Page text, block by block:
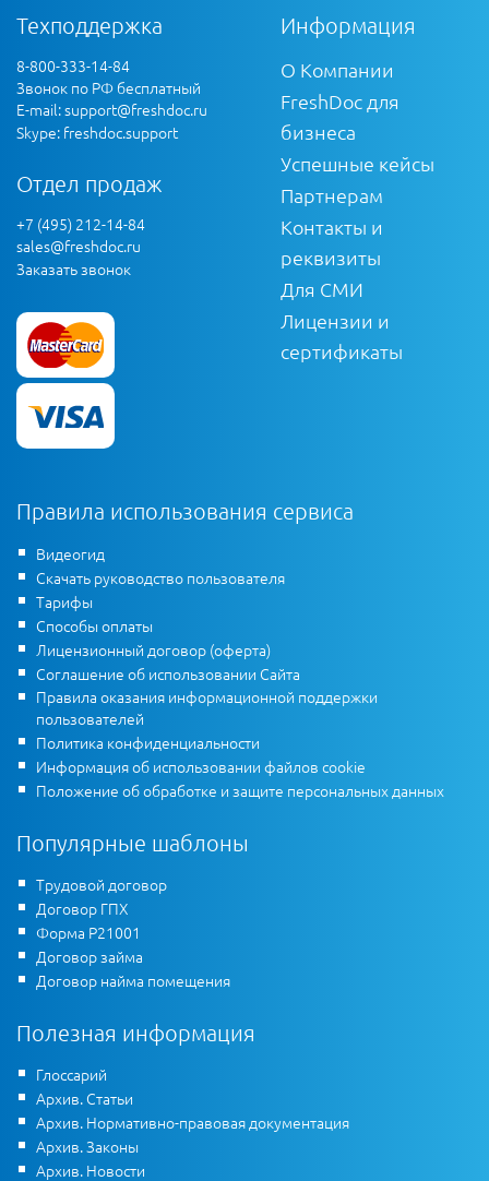
Техподдержка
8-800-333-14-84
Звонок по РФ бесплатный
E-mail:support@freshdoc.ru
Skype: freshdoc.support
Отдел продаж
+7 (495) 212-14-84
sales@freshdoc.ru
Заказать звонок
Информация
О Компании
FreshDoc для
бизнеса
Успешные кейсы
Партнерам
Контакты и
реквизиты
Для СМИ
Лицензии и
сертификаты
Правила использования сервиса
Видеогид
Скачать руководство пользователя
Тарифы
Способы оплаты
Лицензионный договор (оферта)
Соглашение об использовании Сайта
Правила оказания информационной поддержки
пользователей
Политика конфиденциальности
Информация об использовании файлов cookie
Положение об обработке и защите персональных данных
Популярные шаблоны
Трудовой договор
Договор ГПХ
Форма Р21001
Договор займа
Договор найма помещения
Полезная информация
Глоссарий
Архив. Статьи
Архив. Нормативно-правовая документация
Архив. Законы
Архив. Новости